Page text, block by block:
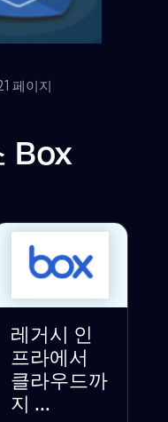
페이지
Box
레거시 인
프라에서
클라우드까
지 ...